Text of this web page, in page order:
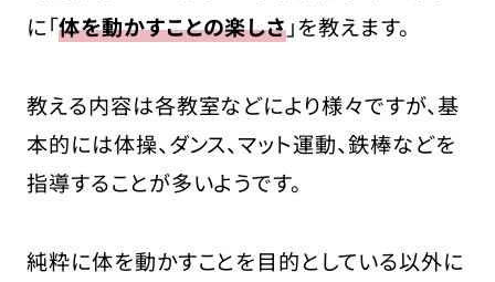
に「体を動かすことの楽しさ」を教えます。
教える内容は各教室などにより様々ですが、基
本的には体操、ダンス、マット運動、鉄棒などを
指導することが多いようです。
純粋に体を動かすことを目的としている以外に